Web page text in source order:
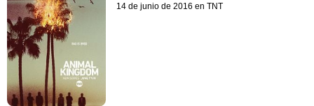
14 de junio de 2016 en TNT